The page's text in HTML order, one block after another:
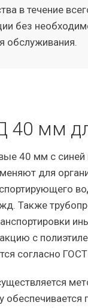
в течение
без
обслуживания.
40 мм
40 мм с синей
для
Также
с
согласно
обеспечивается